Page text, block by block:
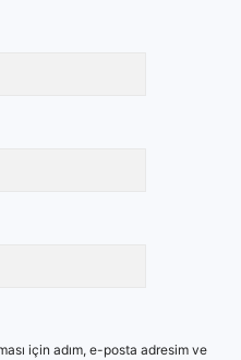
için adım, e-posta adresim ve